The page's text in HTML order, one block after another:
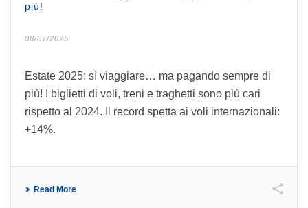
più!
08/07/2025
Estate 2025: sì viaggiare… ma pagando sempre di
più! I biglietti di voli, treni e traghetti sono più cari
rispetto al 2024. Il record spetta ai voli internazionali:
+14%.
Read More